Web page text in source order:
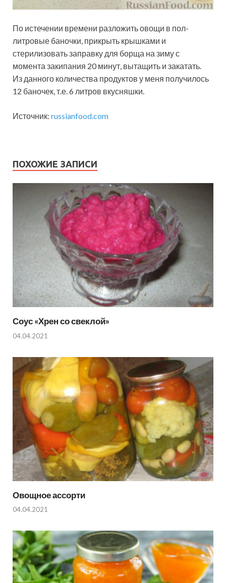
По истечении времени разложить овощи в пол-
литровые баночки, прикрыть крышками и
стерилизовать заправку для борща на зиму с
момента закипания 20 минут, вытащить и закатать.
Из данного количества продуктов у меня получилось
12 баночек, т.е. 6 литров вкусняшки.
Источник: russianfood.com
ПОХОЖИЕ ЗАПИСИ
Соус «Хрен со свеклой»
04.04.2021
Овощное ассорти
04.04.2021